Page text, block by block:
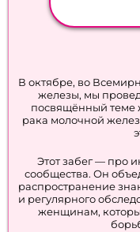
В октябре, во
железы, мы
посвящённый теме
рака молочной
Этот забег — про
сообщества. Он
распространение
и регулярного
женщинам,